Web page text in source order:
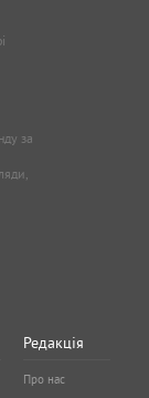
за
Редакція
Про нас